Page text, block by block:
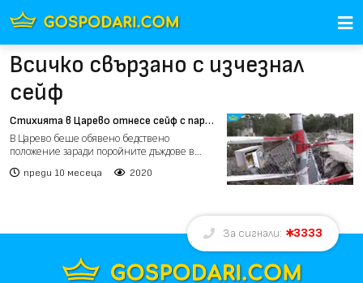
Всичко свързано с изчезнал
сейф
Стихията в Царево отнесе сейф с пари
и злато (видео)
В Царево беше обявено бедствено
положение заради поройните дъждове в
преди 10 месеца 2020
За сигнали: 3333